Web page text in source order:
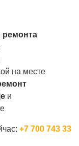
ремонта
на месте
и
+7 700 743 33